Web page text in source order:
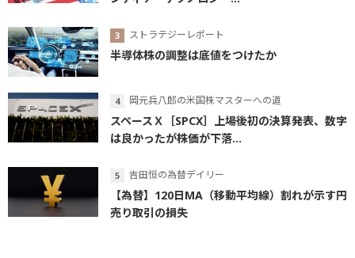
ストラテジーレポート
半導体株の調整は底値をつけたか
岡元兵八郎の米国株マスターへの道
スペースＸ［SPCX］上場後初の決算発表、数字
は良かったが株価が下落...
吉田恒の為替デイリー
【為替】120日MA（移動平均線）割れが示す円
売り取引の損失